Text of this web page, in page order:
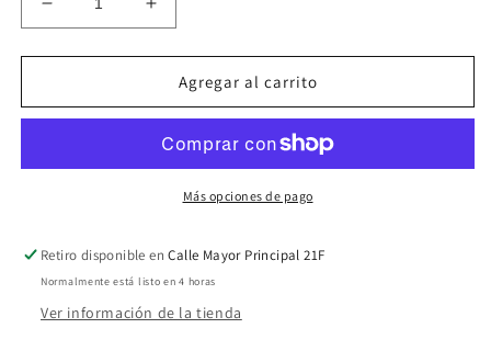
Reducir
cantidad
para
AURORA
Aumentar
cantidad
para
VESTIDO
AURORA
Agregar al carrito
Más opciones de pago
Retiro disponible enCalle Mayor Principal 21F
Normalmente está listo en 4 horas
Ver información de la tienda